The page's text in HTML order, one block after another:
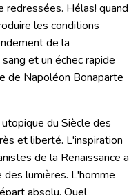
redressées. Hélas! quand
les conditions
de la
et un échec rapide
de Napoléon Bonaparte
du Siècle des
et liberté. L'inspiration
de la Renaissance a
des lumières. L'homme